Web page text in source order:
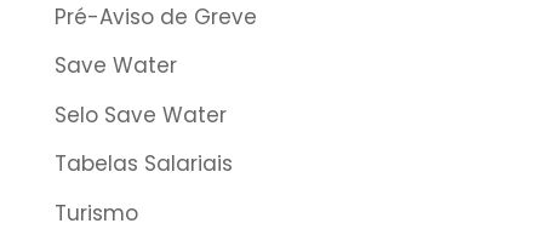
Pré-Aviso de Greve
Save Water
Selo Save Water
Tabelas Salariais
Turismo